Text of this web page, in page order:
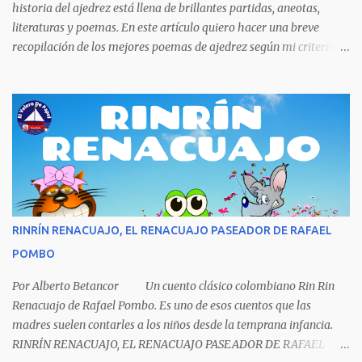
comprarse un vestido y...
historia del ajedrez está llena de brillantes partidas, aneotas,
literaturas y poemas. En este artículo quiero hacer una breve
recopilación de los mejores poemas de ajedrez según mi criterio
Borges es uno de los grandes pensadores del Siglo XX, su obra
universal trasciende más allá del premio Nobel de Literatura que le
fue negado por razones políticas, pero como hombre de principios
y sabiendo que sus posturas ideológicas eran un óbice para
obtenerlo, prefirió sus principios que el Nobel. Jorg...
RINRÍN RENACUAJO, EL RENACUAJO PASEADOR DE RAFAEL
POMBO
Por Alberto Betancor Un cuento clásico colombiano Rin Rin
Renacuajo de Rafael Pombo. Es uno de esos cuentos que las
madres suelen contarles a los niños desde la temprana infancia.
RINRÍN RENACUAJO, EL RENACUAJO PASEADOR DE RAFAEL